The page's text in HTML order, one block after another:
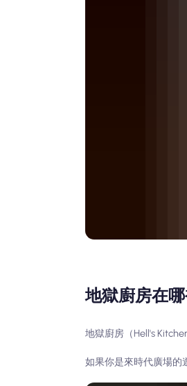
地獄廚房在哪
地獄廚房（Hell's
如果你是來時代廣場的